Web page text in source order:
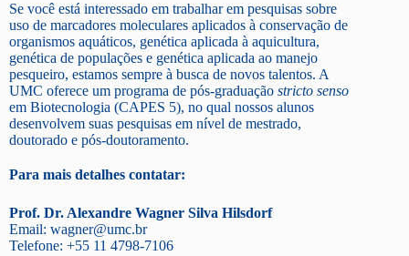
Se você está interessado em trabalhar em pesquisas sobre
uso de marcadores moleculares aplicados à conservação de
organismos aquáticos, genética aplicada à aquicultura,
genética de populações e genética aplicada ao manejo
pesqueiro, estamos sempre à busca de novos talentos. A
UMC oferece um programa de pós-graduação stricto senso
em Biotecnologia (CAPES 5), no qual nossos alunos
desenvolvem suas pesquisas em nível de mestrado,
doutorado e pós-doutoramento.
Para mais detalhes contatar:
Prof. Dr. Alexandre Wagner Silva Hilsdorf
Email: wagner@umc.br
Telefone: +55 11 4798-7106